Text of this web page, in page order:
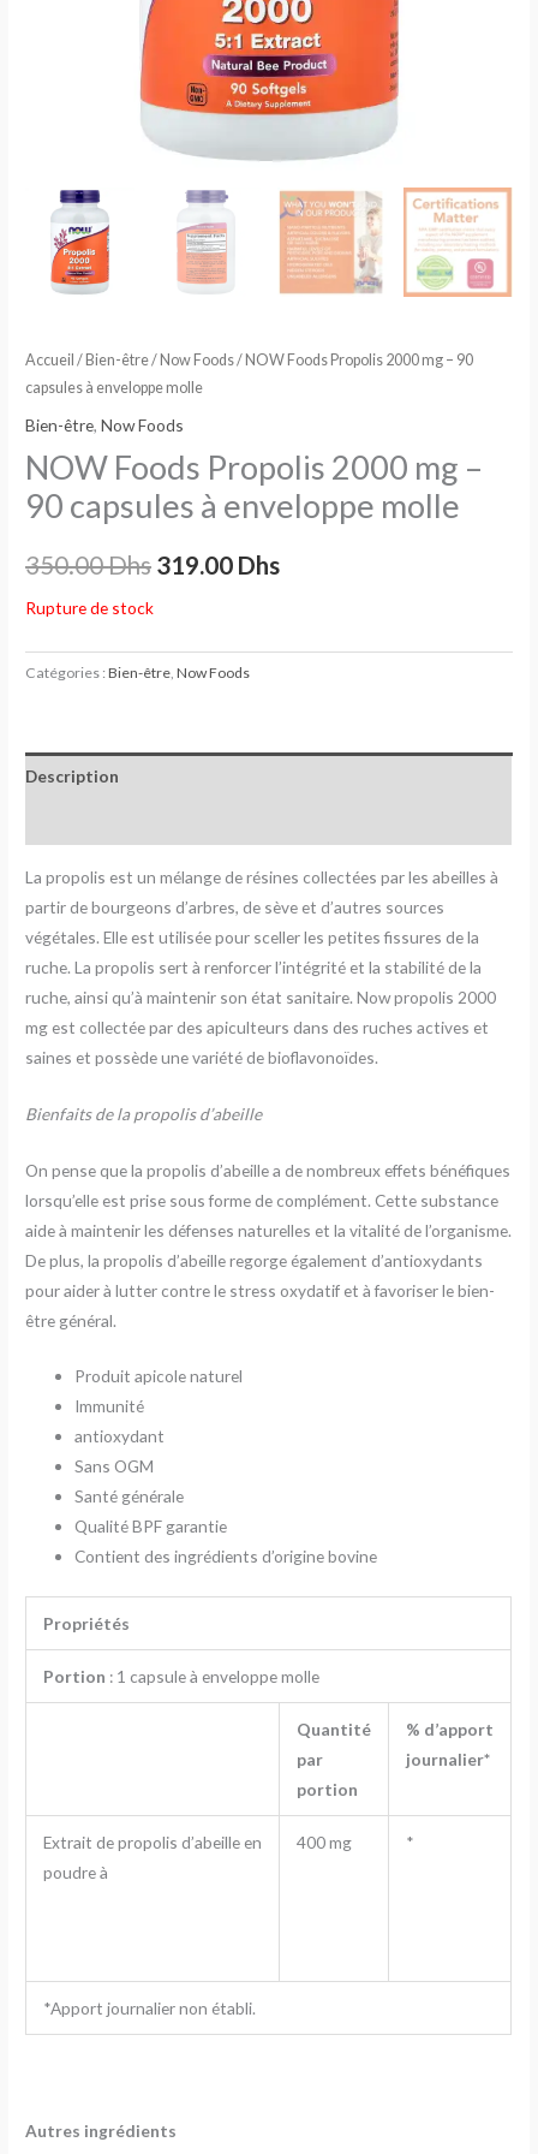
Accueil / Bien-être/ Now Foods/ NOW Foods Propolis 2000 mg – 90
capsules à enveloppe molle
Bien-être,Now Foods
NOW Foods Propolis 2000 mg –
90 capsules à enveloppe molle
350.00Dhs 319.00 Dhs
Rupture de stock
Catégories :Bien-être,Now Foods
Description
La propolis est un mélange de résines collectées par les abeilles à
partir de bourgeons d’arbres, de sève et d’autres sources
végétales. Elle est utilisée pour sceller les petites fissures de la
ruche. La propolis sert à renforcer l’intégrité et la stabilité de la
ruche, ainsi qu’à maintenir son état sanitaire. Now propolis 2000
mg est collectée par des apiculteurs dans des ruches actives et
saines et possède une variété de bioflavonoïdes.
Bienfaits de la propolis d’abeille
On pense que la propolis d’abeille a de nombreux effets bénéfiques
lorsqu’elle est prise sous forme de complément. Cette substance
aide à maintenir les défenses naturelles et la vitalité de l’organisme.
De plus, la propolis d’abeille regorge également d’antioxydants
pour aider à lutter contre le stress oxydatif et à favoriser le bien-
être général.
Produit apicole naturel
Immunité
antioxydant
Sans OGM
Santé générale
Qualité BPF garantie
Contient des ingrédients d’origine bovine
Propriétés
Portion : 1 capsule à enveloppe molle
Quantité
par
portion
% d’apport
journalier*
Extrait de propolis d’abeille en
poudre à
400 mg *
*Apport journalier non établi.
Autres ingrédients